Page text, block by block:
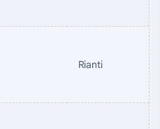
Rianti